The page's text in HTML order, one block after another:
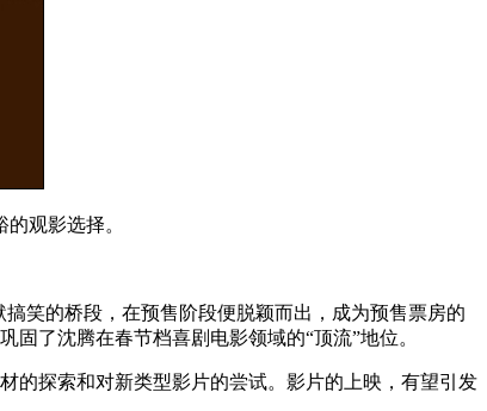
观影选择。
笑的桥段，在预售阶段便脱颖而出，成为预售票房的
了沈腾在春节档喜剧电影领域的“顶流”地位。
的探索和对新类型影片的尝试。影片的上映，有望引发